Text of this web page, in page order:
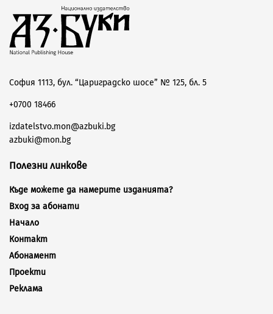
София 1113, бул. “Цариградско шосе” № 125, бл. 5
+0700 18466
izdatelstvo.mon@azbuki.bg
azbuki@mon.bg
Полезни линкове
Къде можете да намерите изданията?
Вход за абонати
Начало
Контакт
Абонамент
Проекти
Реклама